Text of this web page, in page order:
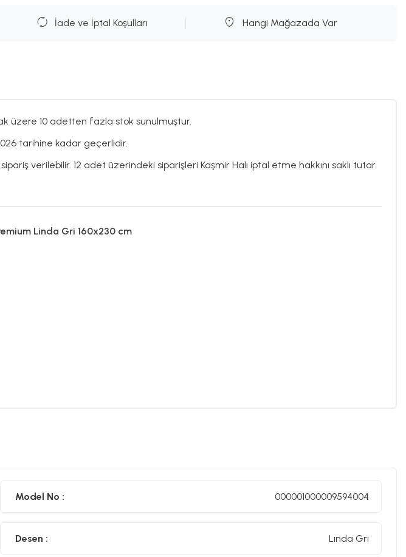
İade ve İptal Koşulları Hangi Mağazada Var
üzere 10 adetten fazla stok sunulmuştur.
tarihine kadar geçerlidir.
verilebilir. 12 adet üzerindeki siparişleri Kaşmir Halı iptal etme hakkını saklı tutar.
Linda Gri 160x230 cm
Model No : 000001000009594004
Desen : Lında Gri